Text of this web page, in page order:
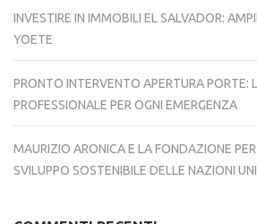
INVESTIRE IN IMMOBILI EL SALVADOR:
YOETE
PRONTO INTERVENTO APERTURA PORTE:
PROFESSIONALE PER OGNI EMERGENZA
MAURIZIO ARONICA E LA FONDAZIONE
SVILUPPO SOSTENIBILE DELLE NAZIONI